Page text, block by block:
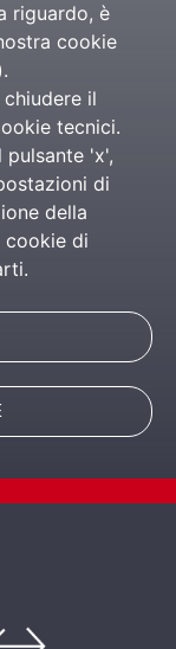
riguardo, è
cookie
il
tecnici.
pulsante 'x',
di
della
cookie di
delle buste